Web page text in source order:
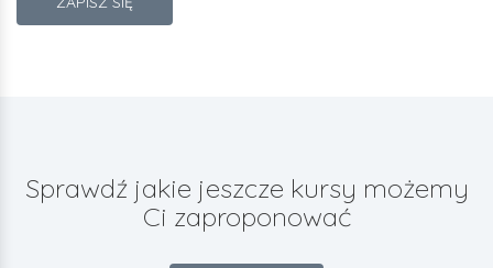
Sprawdź jakie jeszcze kursy możemy
Ci zaproponować